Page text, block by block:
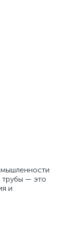
трубы — это
и